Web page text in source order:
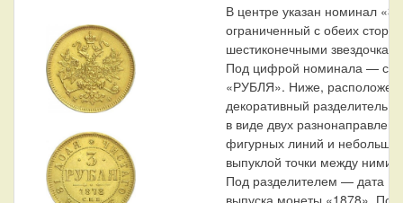
В центре указан номинал
ограниченный с обеих сторон
шестиконечными
Под цифрой номинала —
«РУБЛЯ». Ниже, расположен
декоративный разделитель
в виде двух
фигурных линий и
выпуклой точки между ними.
Под разделителем — дата
выпуска монеты «1878». Под